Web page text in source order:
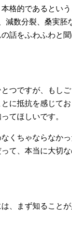
格的であるとい
減数分裂、桑実胚
話をふわふわと
つですが、もし
に抵抗を感じて
てほしいです。
くちゃならなか
て、本当に大切
、まず知ること